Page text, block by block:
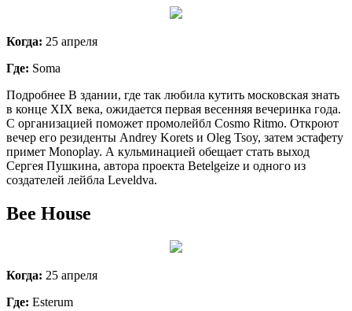
Когда: 25 апреля
Где: Soma
Подробнее В здании, где так любила кутить московская знать
в конце XIX века, ожидается первая весенняя вечеринка года.
С организацией поможет промолейбл Cosmo Ritmo. Откроют
вечер его резиденты Andrey Korets и Oleg Tsoy, затем эстафету
примет Monoplay. А кульминацией обещает стать выход
Сергея Пушкина, автора проекта Betelgeize и одного из
создателей лейбла Leveldva.
Bee House
Когда: 25 апреля
Где: Esterum